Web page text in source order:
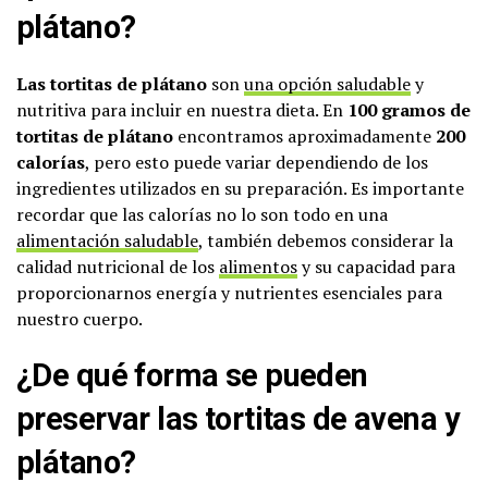
plátano?
Las tortitas de plátano sonuna opción saludabley
nutritiva para incluir en nuestra dieta. En 100 gramos de
tortitas de plátano encontramos aproximadamente 200
calorías, pero esto puede variar dependiendo de los
ingredientes utilizados en su preparación. Es importante
recordar que las calorías no lo son todo en una
alimentación saludable, también debemos considerar la
calidad nutricional de los alimentosy su capacidad para
proporcionarnos energía y nutrientes esenciales para
nuestro cuerpo.
¿De qué forma se pueden
preservar las tortitas de avena y
plátano?